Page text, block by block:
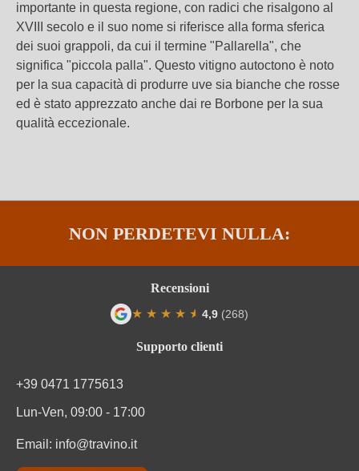
importante in questa regione, con radici che risalgono al
XVIII secolo e il suo nome si riferisce alla forma sferica
dei suoi grappoli, da cui il termine "Pallarella", che
significa "piccola palla". Questo vitigno autoctono è noto
per la sua capacità di produrre uve sia bianche che rosse
ed è stato apprezzato anche dai re Borbone per la sua
qualità eccezionale.
NON PERDETEVI NULLA:
Supporto clienti
+39 0471 1775613
Lun-Ven, 09:00 - 17:00
Email: info@travino.it
Recensioni
★ ★ ★ ★ ★
★ 4,9 (268)